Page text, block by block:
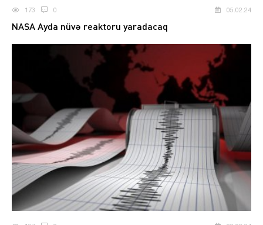
173 0 05.02.24
NASA Ayda nüvə reaktoru yaradacaq